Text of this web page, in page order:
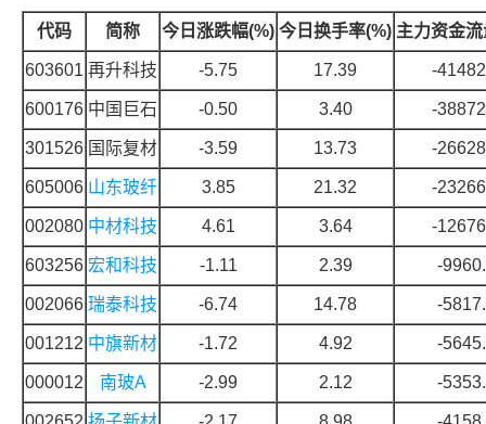
代码 简称 今日涨跌幅(%) 今日换手率(%) 主力资金
603601 再升科技 -5.75 17.39 -
600176 中国巨石 -0.50 3.40 -
301526 国际复材 -3.59 13.73 -
605006 山东玻纤 3.85 21.32 -
002080 中材科技 4.61 3.64 -
603256 宏和科技 -1.11 2.39 -
002066 瑞泰科技 -6.74 14.78 -
001212 中旗新材 -1.72 4.92 -
000012 南玻A -2.99 2.12 -